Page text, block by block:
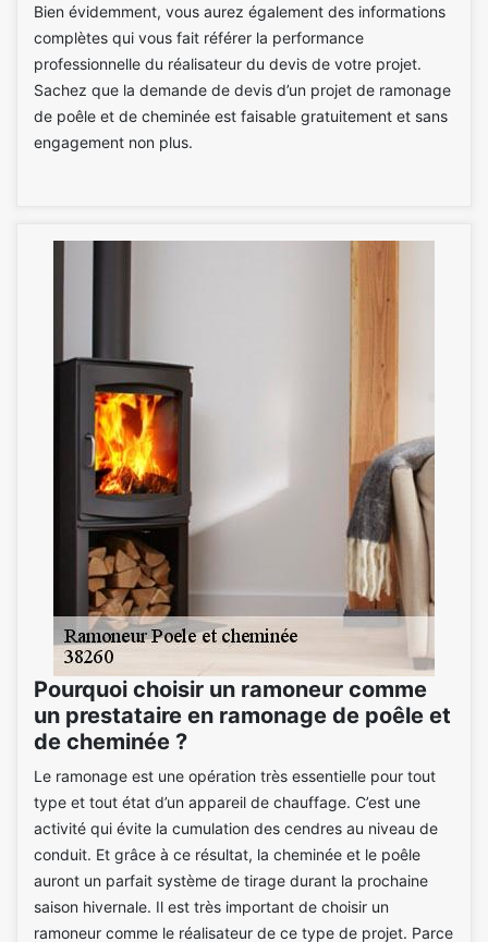
Bien évidemment, vous aurez également des informations
complètes qui vous fait référer la performance
professionnelle du réalisateur du devis de votre projet.
Sachez que la demande de devis d’un projet de ramonage
de poêle et de cheminée est faisable gratuitement et sans
engagement non plus.
Pourquoi choisir un ramoneur comme
un prestataire en ramonage de poêle et
de cheminée ?
Le ramonage est une opération très essentielle pour tout
type et tout état d’un appareil de chauffage. C’est une
activité qui évite la cumulation des cendres au niveau de
conduit. Et grâce à ce résultat, la cheminée et le poêle
auront un parfait système de tirage durant la prochaine
saison hivernale. Il est très important de choisir un
ramoneur comme le réalisateur de ce type de projet. Parce